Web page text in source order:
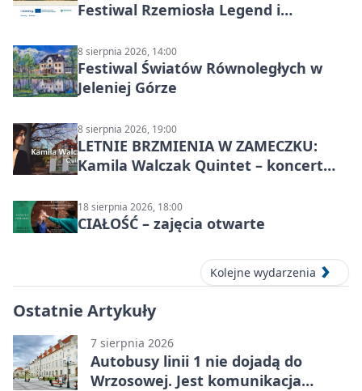
Festiwal Rzemiosła Legend i
8 sierpnia 2026, 14:00
Festiwal Światów Równoległych w
Jeleniej Górze
8 sierpnia 2026, 19:00
LETNIE BRZMIENIA W ZAMECZKU:
Kamila Walczak Quintet – koncert
18 sierpnia 2026, 18:00
CIAŁOŚĆ – zajęcia otwarte
Kolejne wydarzenia
Ostatnie Artykuły
7 sierpnia 2026
Autobusy linii 1 nie dojadą do
Wrzosowej. Jest komunikacja